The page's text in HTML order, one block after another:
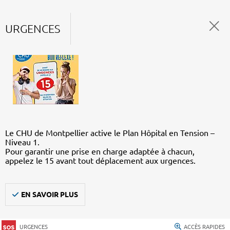
URGENCES
Le CHU de Montpellier active le Plan Hôpital en Tension –
Niveau 1.
Pour garantir une prise en charge adaptée à chacun,
appelez le 15 avant tout déplacement aux urgences.
EN SAVOIR PLUS
URGENCES ACCÈS RAPIDES